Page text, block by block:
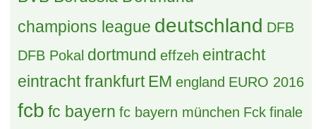
champions league deutschland DFB
DFB Pokal dortmund effzeh eintracht
eintracht frankfurt EM england EURO 2016
fcb fc bayern fc bayern münchen Fck finale